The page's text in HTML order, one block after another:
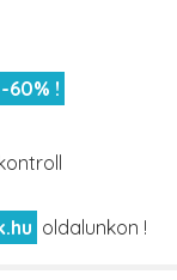
!
oldalunkon !